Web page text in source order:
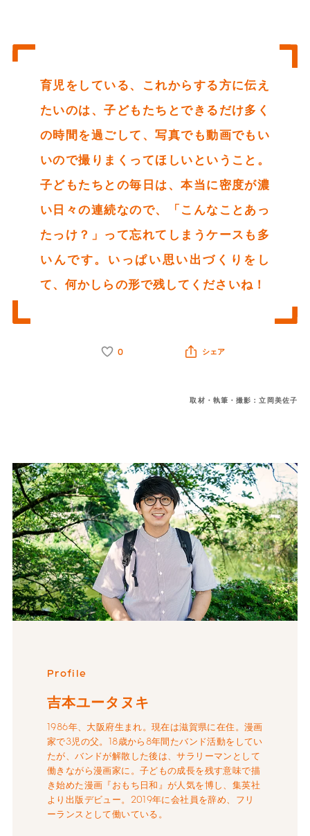
育児をしている、これからする方に伝え
たいのは、子どもたちとできるだけ多く
の時間を過ごして、写真でも動画でもい
いので撮りまくってほしいということ。
子どもたちとの毎日は、本当に密度が濃
い日々の連続なので、「こんなことあっ
たっけ？」って忘れてしまうケースも多
いんです。いっぱい思い出づくりをし
て、何かしらの形で残してくださいね！
0 シェア
取材・執筆・撮影：立岡美佐子
Profile
吉本ユータヌキ
1986年、大阪府生まれ。現在は滋賀県に在住。漫画
家で3児の父。18歳から8年間たバンド活動をしてい
たが、バンドが解散した後は、サラリーマンとして
働きながら漫画家に。子どもの成長を残す意味で描
き始めた漫画『おもち日和』が人気を博し、集英社
より出版デビュー。2019年に会社員を辞め、フリ
ーランスとして働いている。